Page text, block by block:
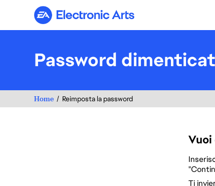
Electronic Arts
Password
Home Reimposta la password
Vuoi
Ti